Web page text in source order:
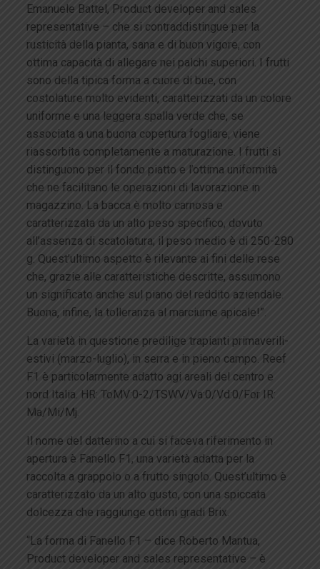
Emanuele Battel, Product developer and sales
representative – che si contraddistingue per la
rusticità della pianta, sana e di buon vigore, con
ottima capacità di allegare nei palchi superiori. I frutti
sono della tipica forma a cuore di bue, con
costolature molto evidenti, caratterizzati da un colore
uniforme e una leggera spalla verde che, se
associata a una buona copertura fogliare, viene
riassorbita completamente a maturazione. I frutti si
distinguono per il fondo piatto e l’ottima uniformità
che ne facilitano le operazioni di lavorazione in
magazzino. La bacca è molto carnosa e
caratterizzata da un alto peso specifico, dovuto
all’assenza di scatolatura; il peso medio è di 250-280
g. Quest’ultimo aspetto è rilevante ai fini delle rese
che, grazie alle caratteristiche descritte, assumono
un significato anche sul piano del reddito aziendale.
Buona, infine, la tolleranza al marciume apicale!”.
La varietà in questione predilige trapianti primaverili-
estivi (marzo-luglio), in serra e in pieno campo. Reef
F1 è particolarmente adatto agi areali del centro e
nord Italia. HR: ToMV:0-2/TSWV/Va:0/Vd:0/For IR:
Ma/Mi/Mj.
Il nome del datterino a cui si faceva riferimento in
apertura è Fanello F1, una varietà adatta per la
raccolta a grappolo o a frutto singolo. Quest’ultimo è
caratterizzato da un alto gusto, con una spiccata
dolcezza che raggiunge ottimi gradi Brix.
“La forma di Fanello F1 – dice Roberto Mantua,
Product developer and sales representative – è